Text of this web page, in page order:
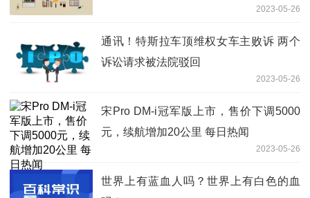
2023-05-26
通讯！特斯拉车顶维权女车主败诉 两个
诉讼请求被法院驳回
2023-05-26
宋Pro DM-i冠军版上市，售价下调5000
元，续航增加20公里 每日热闻
2023-05-26
世界上有蓝血人吗？世界上有白色的血